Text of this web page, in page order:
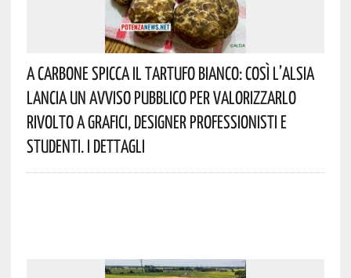
A Carbone Spicca Il Tartufo Bianco: Così L’Alsia
Lancia Un Avviso Pubblico Per Valorizzarlo
Rivolto A Grafici, Designer Professionisti E
Studenti. I Dettagli